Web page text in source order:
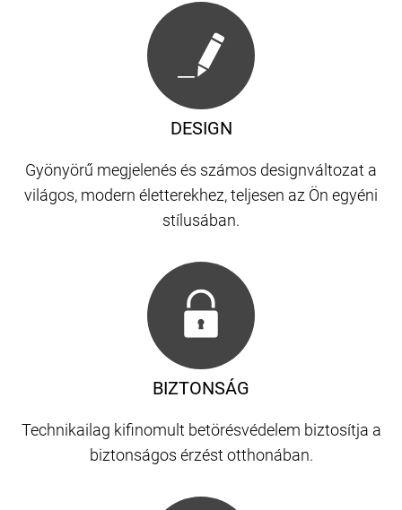
DESIGN
Gyönyörű megjelenés és számos designváltozat a
világos, modern életterekhez, teljesen az Ön egyéni
stílusában.
BIZTONSÁG
Technikailag kifinomult betörésvédelem biztosítja a
biztonságos érzést otthonában.